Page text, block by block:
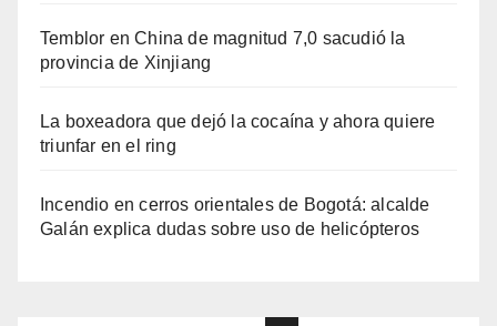
Temblor en China de magnitud 7,0 sacudió la
provincia de Xinjiang
La boxeadora que dejó la cocaína y ahora quiere
triunfar en el ring​
Incendio en cerros orientales de Bogotá: alcalde
Galán explica dudas sobre uso de helicópteros